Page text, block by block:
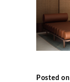
Posted on